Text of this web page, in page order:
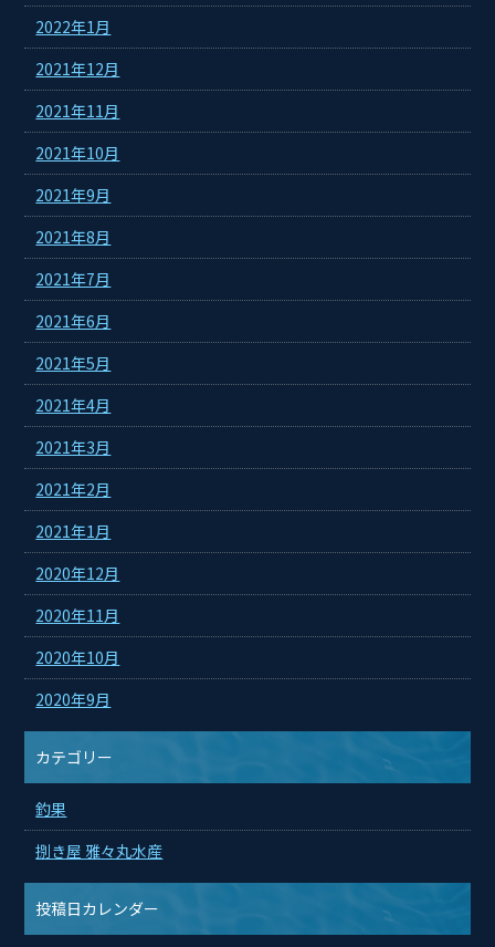
2022年1月
2021年12月
2021年11月
2021年10月
2021年9月
2021年8月
2021年7月
2021年6月
2021年5月
2021年4月
2021年3月
2021年2月
2021年1月
2020年12月
2020年11月
2020年10月
2020年9月
カテゴリー
釣果
捌き屋 雅々丸水産
投稿日カレンダー